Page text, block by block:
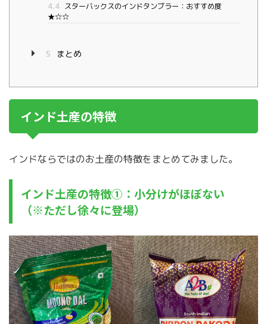
4.4 スターバックスのインドタンブラー：おすすめ度
★☆☆
5 まとめ
インド土産の特徴
インドならではのお土産の特徴をまとめてみました。
インド土産の特徴①：小分けがほぼない
（※ただし徐々に登場）